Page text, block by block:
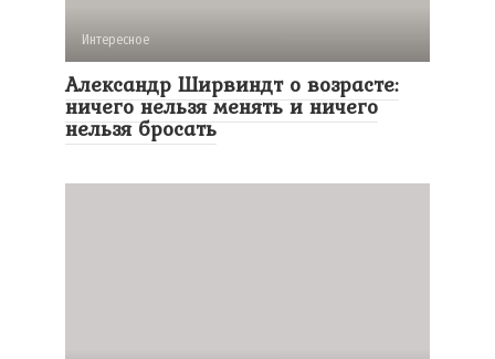
Интересное
Александр Ширвиндт о возрасте:
ничего нельзя менять и ничего
нельзя бросать